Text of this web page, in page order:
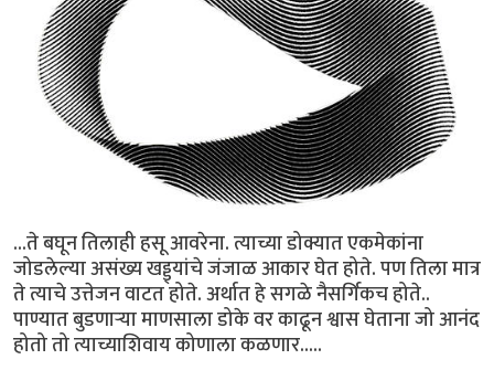
...ते बघून तिलाही हसू आवरेना. त्याच्या डोक्यात एकमेकांना
जोडलेल्या असंख्य खड्ड्यांचे जंजाळ आकार घेत होते. पण तिला मात्र
ते त्याचे उत्तेजन वाटत होते. अर्थात हे सगळे नैसर्गिकच होते..
पाण्यात बुडणार्‍या माणसाला डोके वर काढून श्वास घेताना जो आनंद
होतो तो त्याच्याशिवाय कोणाला कळणार.....